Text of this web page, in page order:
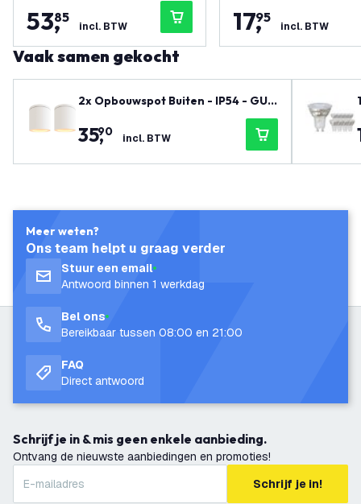
53,
85
incl. BTW 17,
95
incl. BTW
Vaak samen gekocht
2x Opbouwspot Buiten - IP54 - GU1
35,
90 incl. BTW
Meer weten?
Ons team helpt u graag verder
Stuur een email
Antwoord binnen 1 werkdag
Bel ons
Bereikbaar tussen 08:00 en 21:00
FAQ
Direct antwoord
Schrijf je in & mis geen enkele aanbieding.
Ontvang de nieuwste aanbiedingen en promoties!
Schrijf je in!